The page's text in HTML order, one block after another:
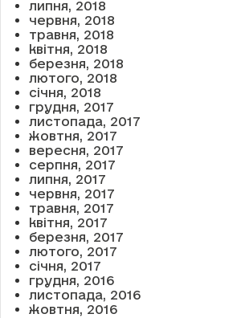
липня, 2018
червня, 2018
травня, 2018
квітня, 2018
березня, 2018
лютого, 2018
січня, 2018
грудня, 2017
листопада, 2017
жовтня, 2017
вересня, 2017
серпня, 2017
липня, 2017
червня, 2017
травня, 2017
квітня, 2017
березня, 2017
лютого, 2017
січня, 2017
грудня, 2016
листопада, 2016
жовтня, 2016